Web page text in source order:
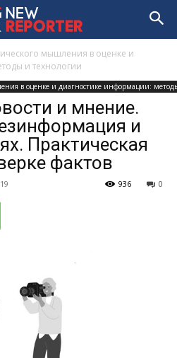
мышления в оценке и
и технологии
в оценке и диагностике информации:
и мнение.
и
Практическая
фактов
0
936